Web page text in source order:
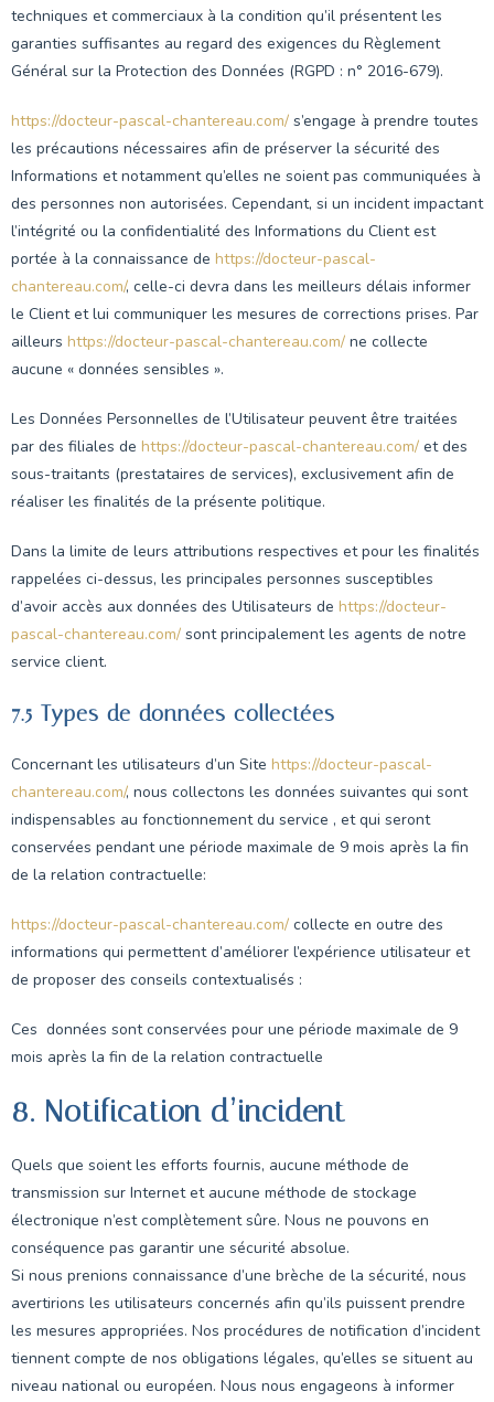
techniques et commerciaux à la condition qu’il présentent les
garanties suffisantes au regard des exigences du Règlement
Général sur la Protection des Données (RGPD : n° 2016-679).
https://docteur-pascal-chantereau.com/ s’engage à prendre toutes
les précautions nécessaires afin de préserver la sécurité des
Informations et notamment qu’elles ne soient pas communiquées à
des personnes non autorisées. Cependant, si un incident impactant
l’intégrité ou la confidentialité des Informations du Client est
portée à la connaissance de https://docteur-pascal-
chantereau.com/, celle-ci devra dans les meilleurs délais informer
le Client et lui communiquer les mesures de corrections prises. Par
ailleurs https://docteur-pascal-chantereau.com/ ne collecte
aucune « données sensibles ».
Les Données Personnelles de l’Utilisateur peuvent être traitées
par des filiales de https://docteur-pascal-chantereau.com/ et des
sous-traitants (prestataires de services), exclusivement afin de
réaliser les finalités de la présente politique.
Dans la limite de leurs attributions respectives et pour les finalités
rappelées ci-dessus, les principales personnes susceptibles
d’avoir accès aux données des Utilisateurs de https://docteur-
pascal-chantereau.com/ sont principalement les agents de notre
service client.
7.5 Types de données collectées
Concernant les utilisateurs d’un Site https://docteur-pascal-
chantereau.com/, nous collectons les données suivantes qui sont
indispensables au fonctionnement du service , et qui seront
conservées pendant une période maximale de 9 mois après la fin
de la relation contractuelle:
https://docteur-pascal-chantereau.com/ collecte en outre des
informations qui permettent d’améliorer l’expérience utilisateur et
de proposer des conseils contextualisés :
Ces données sont conservées pour une période maximale de 9
mois après la fin de la relation contractuelle
8. Notification d’incident
Quels que soient les efforts fournis, aucune méthode de
transmission sur Internet et aucune méthode de stockage
électronique n’est complètement sûre. Nous ne pouvons en
conséquence pas garantir une sécurité absolue.
Si nous prenions connaissance d’une brèche de la sécurité, nous
avertirions les utilisateurs concernés afin qu’ils puissent prendre
les mesures appropriées. Nos procédures de notification d’incident
tiennent compte de nos obligations légales, qu’elles se situent au
niveau national ou européen. Nous nous engageons à informer